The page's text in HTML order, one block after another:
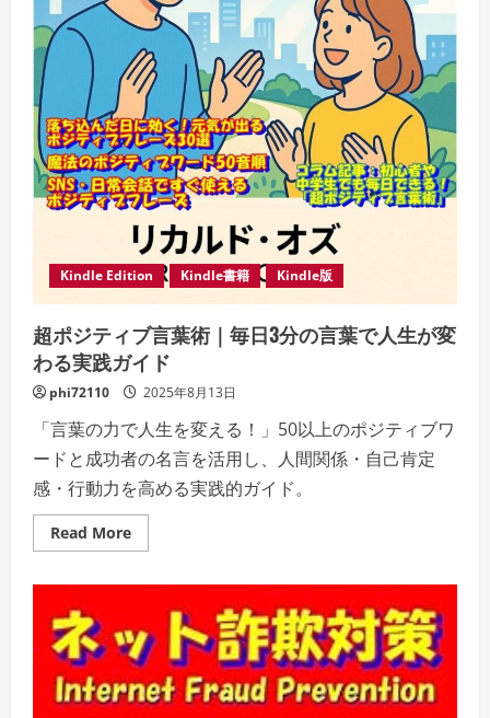
Kindle Edition Kindle書籍 Kindle版
超ポジティブ言葉術｜毎日3分の言葉で人生が変
わる実践ガイド
phi72110 2025年8月13日
「言葉の力で人生を変える！」50以上のポジティブワ
ードと成功者の名言を活用し、人間関係・自己肯定
感・行動力を高める実践的ガイド。
Read MoreRead
more
ィ
ブ
言
葉
術